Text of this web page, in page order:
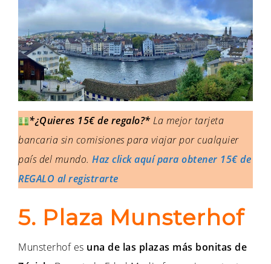
*¿Quieres 15€ de regalo?* La mejor tarjeta
bancaria sin comisiones para viajar por cualquier
país del mundo. Haz click aquí para obtener 15€ de
REGALO al registrarte
5. Plaza Munsterhof
Munsterhof es una de las plazas más bonitas de